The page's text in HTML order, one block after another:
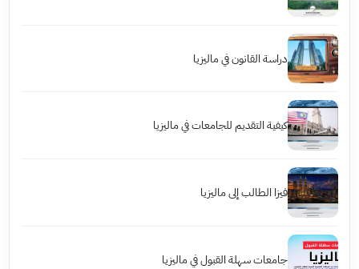
دراسة القانون في ماليزيا
كيفية التقديم للجامعات في ماليزيا
فيزا الطالب إلى ماليزيا
جامعات سهلة القبول في ماليزيا